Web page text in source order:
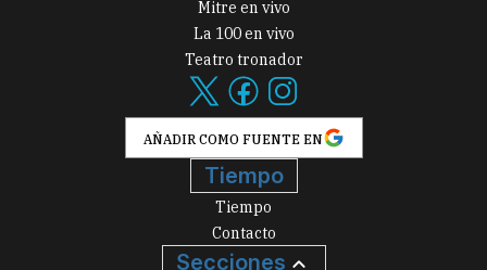
Mitre en vivo
La 100 en vivo
Teatro tronador
AÑADIR COMO FUENTE EN
Tiempo
Tiempo
Contacto
Secciones